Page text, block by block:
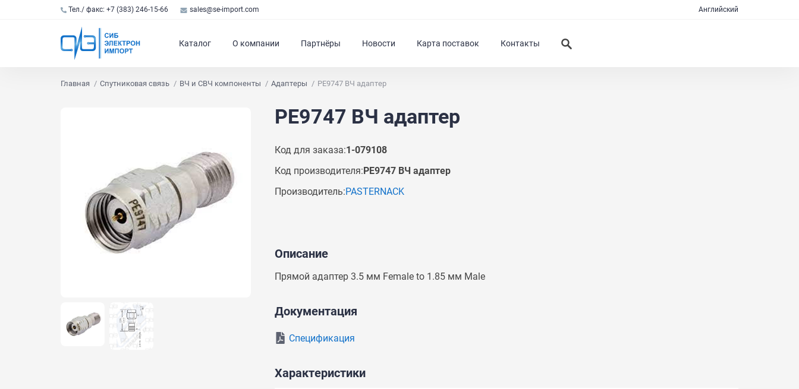
Тел./ факс: +7 (383) 246-15-66 sales@se-import.com Английский
Каталог О компании Партнёры Новости Карта поставок Контакты
Главная Спутниковая связь ВЧ и СВЧ компоненты Адаптеры PE9747 ВЧ адаптер
PE9747 ВЧ адаптер
Код для заказа:1-079108
Код производителя:PE9747 ВЧ адаптер
Производитель:PASTERNACK
Задать вопрос
В ближайшее время мы ответим на ваш
Описание
Прямой адаптер 3.5 мм Female to 1.85 мм Male
Документация
Спецификация
Характеристики